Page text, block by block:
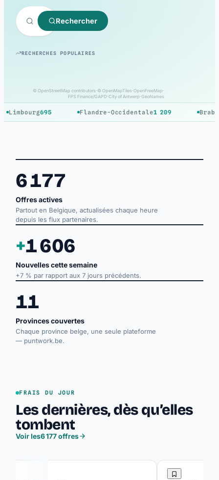
© OpenStreetMap contributors·© OpenMapTiles·OpenFreeMap·
FPS Finance/GAPD·City of Antwerp·GeoNames
Rechercher
RECHERCHES POPULAIRES
695 Flandre-Occidentale1 209 Brabant
6 177
Offres actives
Partout en Belgique, actualisées chaque heure
depuis les flux partenaires.
+1 606
Nouvelles cette semaine
+7 % par rapport aux 7 jours précédents.
11
Provinces couvertes
Chaque province belge, une seule plateforme
— puntwork.be.
FRAIS DU JOUR
Les dernières, dès qu’elles
tombent
Voir les6 177 offres